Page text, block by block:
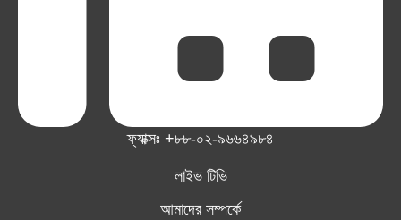
ফ্যাক্সঃ +৮৮-০২-৯৬৬৪৯৮৪
লাইভ টিভি
আমাদের সম্পর্কে